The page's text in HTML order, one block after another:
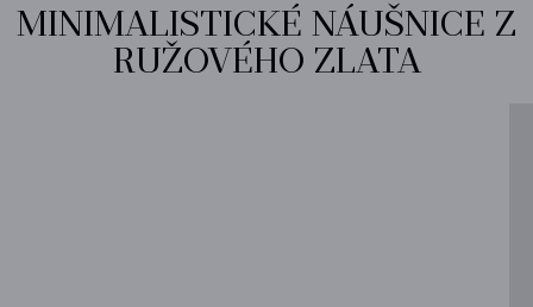
MINIMALISTICKÉ NÁUŠNICE Z
RUŽOVÉHO ZLATA